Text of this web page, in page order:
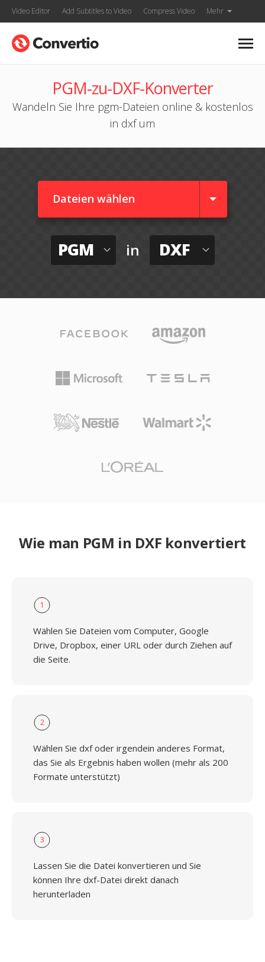
Video Editor Add Subtitles to Video Compress Video Mehr
PGM-zu-DXF-Konverter
Wandeln Sie Ihre pgm-Dateien online & kostenlos
in dxf um
Dateien wählen
PGM in DXF
Wie man PGM in DXF konvertiert
1
Wählen Sie Dateien vom Computer, Google
Drive, Dropbox, einer URL oder durch Ziehen auf
die Seite.
2
Wählen Sie dxf oder irgendein anderes Format,
das Sie als Ergebnis haben wollen (mehr als 200
Formate unterstützt)
3
Lassen Sie die Datei konvertieren und Sie
können Ihre dxf-Datei direkt danach
herunterladen